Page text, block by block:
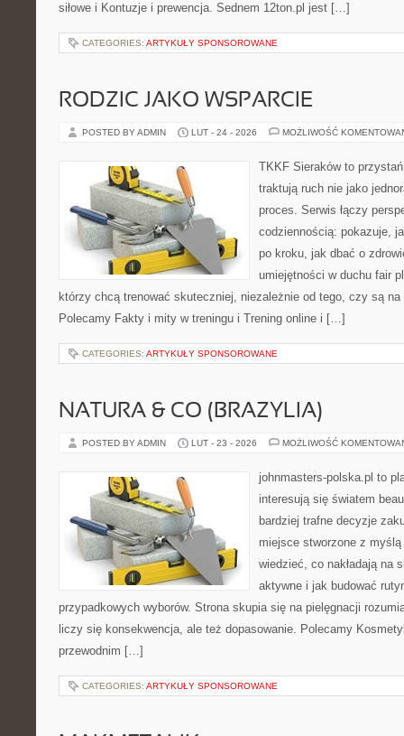
siłowe i Kontuzje i prewencja. Sednem 12ton.pl jest […]
CATEGORIES: ARTYKUŁY SPONSOROWANE
RODZIC JAKO WSPARCIE
POSTED BY ADMIN LUT - 24 - 2026 MOŻLIWOŚĆ
TKKF Sieraków to
traktują ruch nie jako
proces. Serwis łączy
codziennością: pokazuje,
po kroku, jak dbać o
umiejętności w duchu fair
którzy chcą trenować skuteczniej, niezależnie od tego, czy są na
Polecamy Fakty i mity w treningu i Trening online i […]
CATEGORIES: ARTYKUŁY SPONSOROWANE
NATURA & CO (BRAZYLIA)
POSTED BY ADMIN LUT - 23 - 2026 MOŻLIWOŚĆ
johnmasters-polska.pl to
interesują się światem
bardziej trafne decyzje
miejsce stworzone z
wiedzieć, co nakładają na
aktywne i jak budować
przypadkowych wyborów. Strona skupia się na pielęgnacji
liczy się konsekwencja, ale też dopasowanie. Polecamy
przewodnim […]
CATEGORIES: ARTYKUŁY SPONSOROWANE